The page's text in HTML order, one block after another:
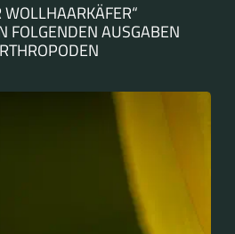
FOLGENDEN AUSGABEN